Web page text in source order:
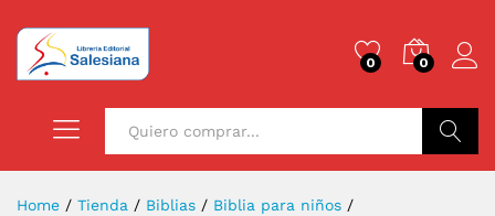
0 0
Home / Tienda / Biblias / Biblia para niños /